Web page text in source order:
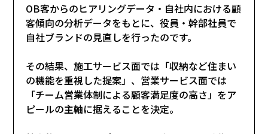
OB客からのヒアリングデータ・自社内における顧
客傾向の分析データをもとに、役員・幹部社員で
自社ブランドの見直しを行ったのです。
その結果、施工サービス面では「収納など住まい
の機能を重視した提案」、営業サービス面では
「チーム営業体制による顧客満足度の高さ」をア
ピールの主軸に据えることを決定。